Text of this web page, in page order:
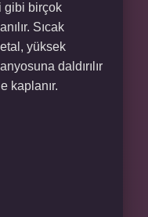
gibi birçok
Sıcak
yüksek
daldırılır
kaplanır.